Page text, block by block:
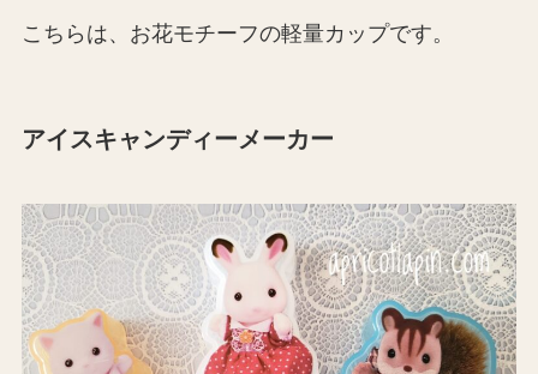
こちらは、お花モチーフの軽量カップです。
アイスキャンディーメーカー